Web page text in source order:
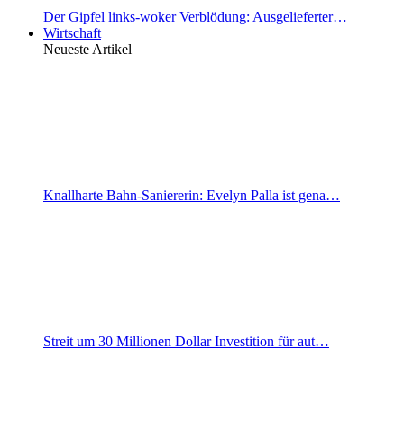
Der Gipfel links-woker Verblödung: Ausgelieferter…
Wirtschaft
Neueste Artikel
Knallharte Bahn-Saniererin: Evelyn Palla ist gena…
Streit um 30 Millionen Dollar Investition für aut…